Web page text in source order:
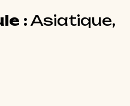
: Asiatique,